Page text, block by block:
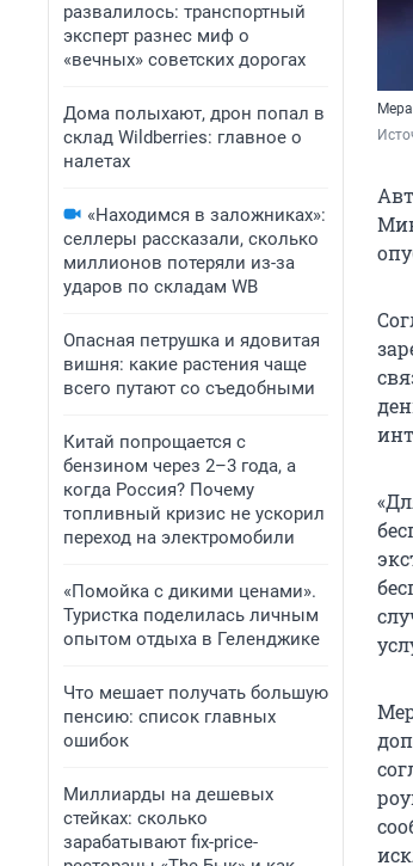
развалилось: транспортный
эксперт разнес миф о
«вечных» советских дорогах
Дома полыхают, дрон попал в
склад Wildberries: главное о
налетах
«Находимся в заложниках»:
селлеры рассказали, сколько
миллионов потеряли из-за
ударов по складам WB
Опасная петрушка и ядовитая
вишня: какие растения чаще
всего путают со съедобными
Китай попрощается с
бензином через 2–3 года, а
когда Россия? Почему
топливный кризис не ускорил
переход на электромобили
«Помойка с дикими ценами».
Туристка поделилась личным
опытом отдыха в Геленджике
Что мешает получать большую
пенсию: список главных
ошибок
Миллиарды на дешевых
стейках: сколько
зарабатывают fix-price-